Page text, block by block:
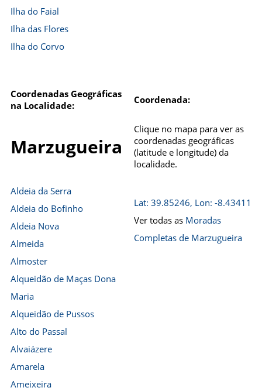
Ilha do Faial
Ilha das Flores
Ilha do Corvo
Coordenadas Geográficas
na Localidade:
Coordenada:
Marzugueira
Clique no mapa para ver as
coordenadas geográficas
(latitude e longitude) da
localidade.
Aldeia da Serra
Aldeia do Bofinho
Aldeia Nova
Almeida
Almoster
Alqueidão de Maças Dona
Maria
Alqueidão de Pussos
Alto do Passal
Alvaiázere
Amarela
Ameixeira
Lat: 39.85246, Lon: -8.43411
Ver todas as Moradas
Completas de Marzugueira